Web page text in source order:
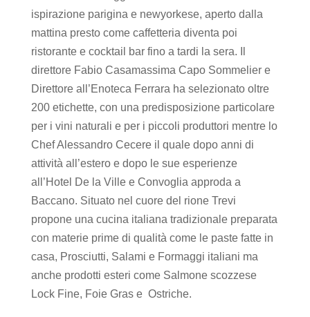
ispirazione parigina e newyorkese, aperto dalla
mattina presto come caffetteria diventa poi
ristorante e cocktail bar fino a tardi la sera. Il
direttore Fabio Casamassima Capo Sommelier e
Direttore all’Enoteca Ferrara ha selezionato oltre
200 etichette, con una predisposizione particolare
per i vini naturali e per i piccoli produttori mentre lo
Chef Alessandro Cecere il quale dopo anni di
attività all’estero e dopo le sue esperienze
all’Hotel De la Ville e Convoglia approda a
Baccano. Situato nel cuore del rione Trevi
propone una cucina italiana tradizionale preparata
con materie prime di qualità come le paste fatte in
casa, Prosciutti, Salami e Formaggi italiani ma
anche prodotti esteri come Salmone scozzese
Lock Fine, Foie Gras e Ostriche.